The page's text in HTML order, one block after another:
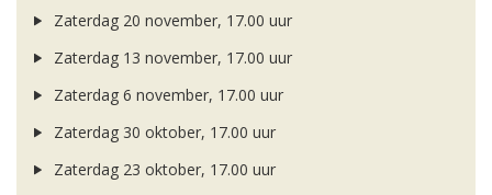
Zaterdag 20 november, 17.00 uur
Zaterdag 13 november, 17.00 uur
Zaterdag 6 november, 17.00 uur
Zaterdag 30 oktober, 17.00 uur
Zaterdag 23 oktober, 17.00 uur